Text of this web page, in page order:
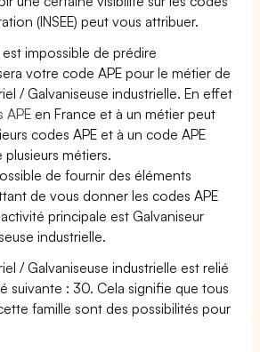
(INSEE) peut vous attribuer.
est impossible de prédire
votre code APE pour le métier de
/ Galvaniseuse industrielle. En effet
APEen France et à un métier peut
codes APE et à un code APE
métiers.
de fournir des éléments
de vous donner les codes APE
principale est Galvaniseur
industrielle.
/ Galvaniseuse industrielle est relié
suivante : 30. Cela signifie que tous
famille sont des possibilités pour